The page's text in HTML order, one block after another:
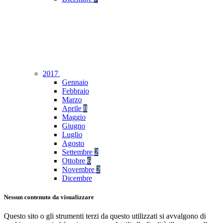
2017
Gennaio
Febbraio
Marzo
Aprile 8
Maggio
Giugno
Luglio
Agosto
Settembre 2
Ottobre 6
Novembre 2
Dicembre
Nessun contenuto da visualizzare
Questo sito o gli strumenti terzi da questo utilizzati si avvalgono di